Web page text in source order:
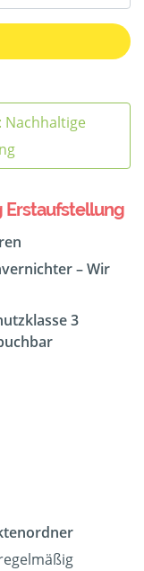
Erstaufstellung
– Wir
3